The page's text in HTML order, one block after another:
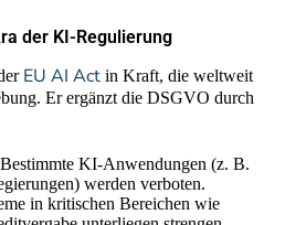
der KI-Regulierung
EU AI Act in Kraft, die weltweit
Er ergänzt die DSGVO durch
Bestimmte KI-Anwendungen (z. B.
werden verboten.
in kritischen Bereichen wie